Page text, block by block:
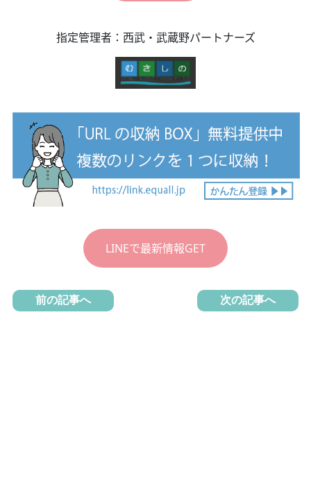
指定管理者：西武・武蔵野パートナーズ
LINEで最新情報GET
前の記事へ 次の記事へ